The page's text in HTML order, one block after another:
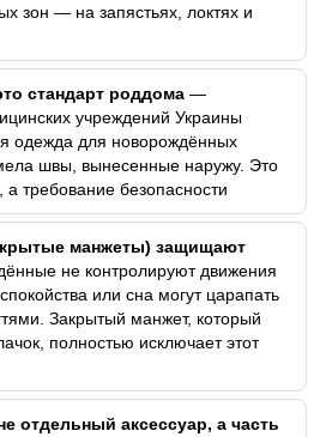
зон — на запястьях, локтях и
стандарт роддома —
учреждений Украины
одежда для новорождённых
швы, вынесенные наружу. Это
требование безопасности
манжеты) защищают
не контролируют движения
или сна могут царапать
Закрытый манжет, который
полностью исключает этот
отдельный аксессуар, а часть